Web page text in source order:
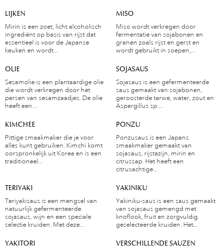
LIJKEN
Mirin is een zoet, licht alcoholisch
ingrediënt op basis van rijst dat
essentieel is voor de Japanse
keuken en wordt...
MISO
Miso wordt verkregen door
fermentatie van sojabonen en
granen zoals rijst en gerst en
wordt gebruikt in soepen,...
OLIE
Sesamolie is een plantaardige olie
die wordt verkregen door het
persen van sesamzaadjes. De olie
heeft een...
SOJASAUS
Sojasaus is een gefermenteerde
saus gemaakt van sojabonen,
geroosterde tarwe, water, zout en
Aspergillus sp....
KIMCHEE
Pittige smaakmaker die je voor
alles kunt gebruiken. Kimchi komt
oorspronkelijk uit Korea en is een
traditioneel...
PONZU
Ponzusaus is een Japans
smaakmaker gemaakt van
sojasaus, rijstazijn, mirin en
citrussap. Het heeft een
citrusachtige...
TERIYAKI
Teriyakisaus is een mengsel van
natuurlijk gefermenteerde
sojasaus, wijn en een speciale
selectie kruiden. Met deze...
YAKINIKU
Yakiniku-saus is een saus gemaakt
van sojasaus gemengd met
knoflook, fruit en zorgvuldig
geselecteerde kruiden. Het...
YAKITORI VERSCHILLENDE SAUZEN